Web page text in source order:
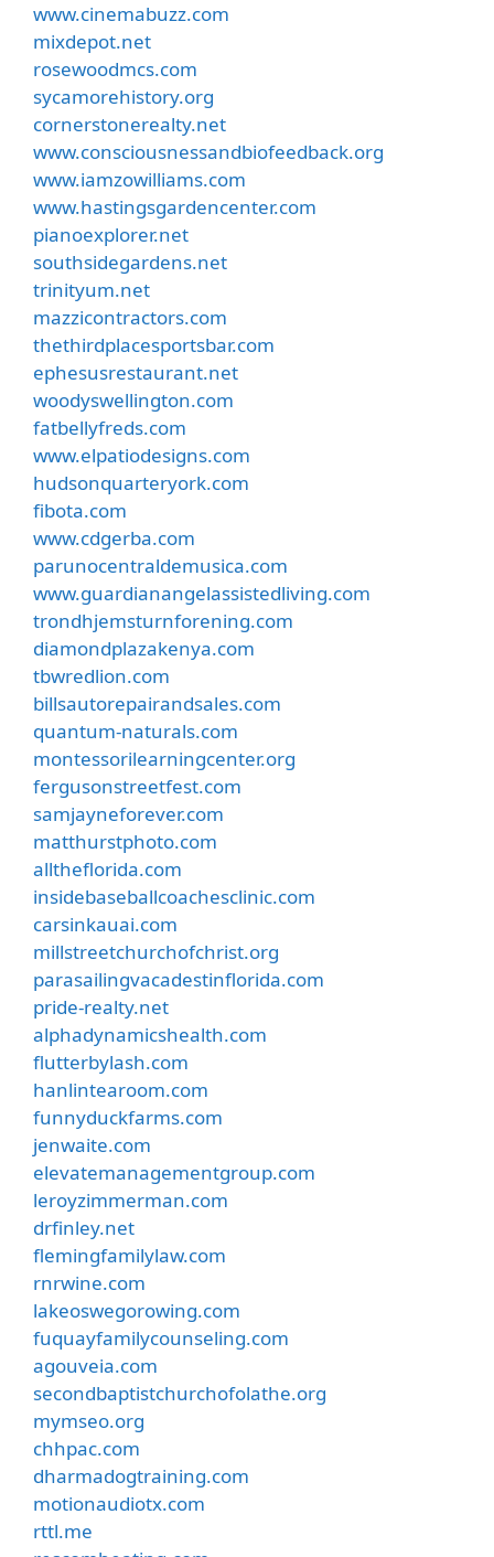
www.cinemabuzz.com
mixdepot.net
rosewoodmcs.com
sycamorehistory.org
cornerstonerealty.net
www.consciousnessandbiofeedback.org
www.iamzowilliams.com
www.hastingsgardencenter.com
pianoexplorer.net
southsidegardens.net
trinityum.net
mazzicontractors.com
thethirdplacesportsbar.com
ephesusrestaurant.net
woodyswellington.com
fatbellyfreds.com
www.elpatiodesigns.com
hudsonquarteryork.com
fibota.com
www.cdgerba.com
parunocentraldemusica.com
www.guardianangelassistedliving.com
trondhjemsturnforening.com
diamondplazakenya.com
tbwredlion.com
billsautorepairandsales.com
quantum-naturals.com
montessorilearningcenter.org
fergusonstreetfest.com
samjayneforever.com
matthurstphoto.com
alltheflorida.com
insidebaseballcoachesclinic.com
carsinkauai.com
millstreetchurchofchrist.org
parasailingvacadestinflorida.com
pride-realty.net
alphadynamicshealth.com
flutterbylash.com
hanlintearoom.com
funnyduckfarms.com
jenwaite.com
elevatemanagementgroup.com
leroyzimmerman.com
drfinley.net
flemingfamilylaw.com
rnrwine.com
lakeoswegorowing.com
fuquayfamilycounseling.com
agouveia.com
secondbaptistchurchofolathe.org
mymseo.org
chhpac.com
dharmadogtraining.com
motionaudiotx.com
rttl.me